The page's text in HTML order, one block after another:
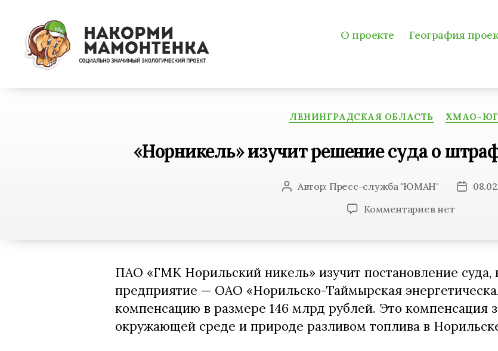
значимый
О проекте География
ЛЕНИНГРАДСКАЯ ОБЛАСТЬ ХМАО-
«Норникель» изучит решение суда о
Автор
Автор: Пресс-служба "ЮМАН"
Дата
Комментариевк
суда
о
штрафе
в
нет
ПАО «ГМК Норильский никель» изучит постановление суда,
предприятие — ОАО «Норильско-Таймырская
компенсацию в размере 146 млрд рублей. Это компенсация
окружающей среде и природе разливом топлива в